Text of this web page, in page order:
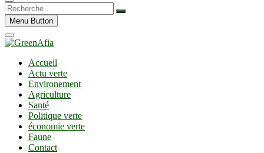
Recherche…
Menu Button
Accueil
Actu verte
Environement
Agriculture
Santé
Politique verte
économie verte
Faune
Contact